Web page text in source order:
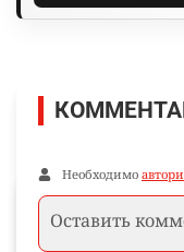
Необходимо